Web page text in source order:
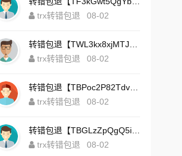
trx转错包退
08-02
trx转错包退
08-02
trx转错包退
08-02
trx转错包退
08-02